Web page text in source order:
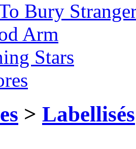
Bury
Arm
Stars
> Labellisés